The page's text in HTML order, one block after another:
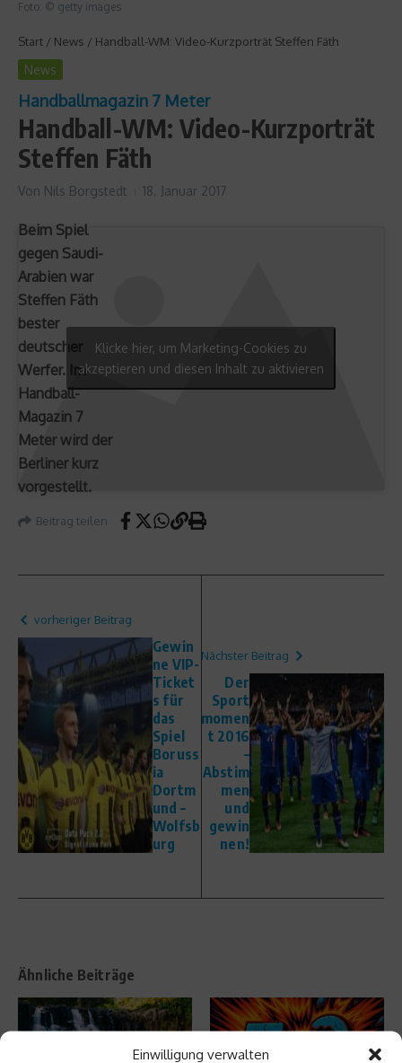
Einwilligung verwalten
Foto: © getty images
Start / News / Handball-WM: Video-Kurzporträt Steffen Fäth
News
Handballmagazin 7 Meter
Handball-WM: Video-Kurzporträt
Steffen Fäth
Von Nils Borgstedt 18. Januar 2017
Beim Spiel
gegen Saudi-
Arabien war
Steffen Fäth
bester
deutscher
Werfer. Im
Handball-
Magazin 7
Meter wird der
Berliner kurz
vorgestellt.
Klicke hier, um Marketing-Cookies zu
akzeptieren und diesen Inhalt zu aktivieren
Beitrag teilen
vorheriger Beitrag
Gewin
ne VIP-
Ticket
s für
das
Spiel
Boruss
ia
Dortm
und –
Wolfsb
urg
Nächster Beitrag
Der
Sport
momen
t 2016
–
Abstim
men
und
gewin
nen!
Ähnliche Beiträge